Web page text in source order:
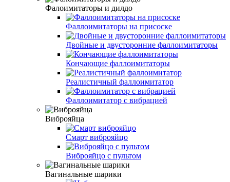
Фалоимитаторы и дилдо
Фаллоимитаторы на присоске
Двойные и двусторонние фаллоимитаторы
Кончающие фаллоимитаторы
Реалистичный фаллоимитатор
Фаллоимитатор с вибрацией
Виброяйца
Смарт виброяйцо
Виброяйцо с пультом
Вагинальные шарики